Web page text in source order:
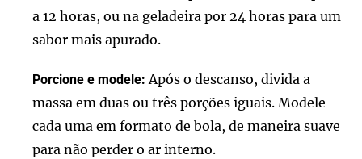
a 12 horas, ou na geladeira por 24 horas para um
sabor mais apurado.
Porcione e modele: Após o descanso, divida a
massa em duas ou três porções iguais. Modele
cada uma em formato de bola, de maneira suave
para não perder o ar interno.